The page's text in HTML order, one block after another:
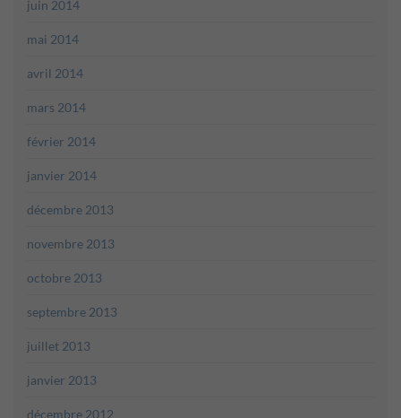
juin 2014
mai 2014
avril 2014
mars 2014
février 2014
janvier 2014
décembre 2013
novembre 2013
octobre 2013
septembre 2013
juillet 2013
janvier 2013
décembre 2012